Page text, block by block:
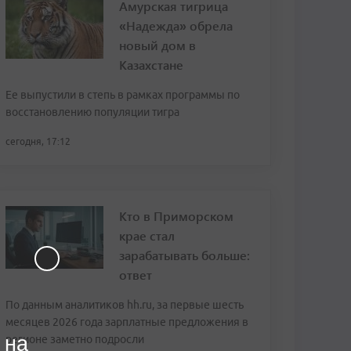
Амурская тигрица
«Надежда» обрела
новый дом в
Казахстане
Ее выпустили в степь в рамках программы по
восстановлению популяции тигра
сегодня, 17:12
Кто в Приморском
крае стал
зарабатывать больше:
ответ
По данным аналитиков hh.ru, за первые шесть
месяцев 2026 года зарплатные предложения в
регионе заметно подросли